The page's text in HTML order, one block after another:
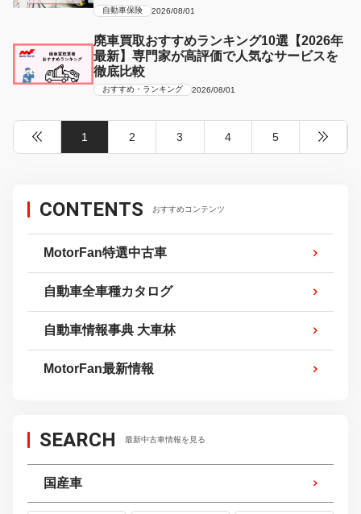
自動車保険 2026/08/01
廃車買取おすすめランキング10選【2026年
最新】専門家が高評価で人気なサービスを
徹底比較
おすすめ・ランキング 2026/08/01
1 2 3 4 5
CONTENTS おすすめコンテンツ
MotorFan特選中古車
自動車全車種カタログ
自動車情報事典 大車林
MotorFan最新情報
SEARCH 最新中古車情報を見る
国産車